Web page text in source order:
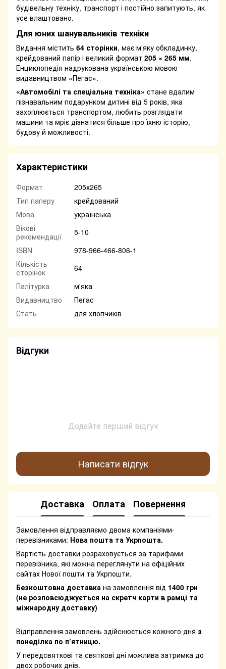
будівельну техніку, транспорт і постійно запитують, як
усе влаштовано.
Для юних шанувальників техніки
Видання містить 64 сторінки, має м’яку обкладинку,
крейдований папір і великий формат 205 × 265 мм.
Енциклопедія надрукована українською мовою
видавництвом «Пегас».
«Автомобілі та спеціальна техніка» стане вдалим
пізнавальним подарунком дитині від 5 років, яка
захоплюється транспортом, любить розглядати
машини та мріє дізнатися більше про їхню історію,
будову й можливості.
Характеристики
Формат
205х265
Тип паперу
крейдований
Мова
українська
Вікові
рекомендації
5-10
ISBN
978-966-466-806-1
Кількість
сторінок
64
Палітурка
м'яка
Видавництво
Пегас
Стать
для хлопчиків
Відгуки
Додайте перший відгук
Написати відгук
Доставка Оплата Повернення
Замовлення відправляємо двома компаніями-
перевізниками: Нова пошта та Укрпошта.
Вартість доставки розраховується за тарифами
перевізника, які можна переглянути на офіційних
сайтах Нової пошти та Укрпошти.
Безкоштовна доставка на замовлення від 1400 грн
(не розповсюджується на скретч карти в рамці та
міжнародну доставку)
Відправлення замовлень здійснюється кожного дня з
понеділка по п’ятницю.
У передсвяткові та святкові дні можлива затримка до
двох робочих днів.